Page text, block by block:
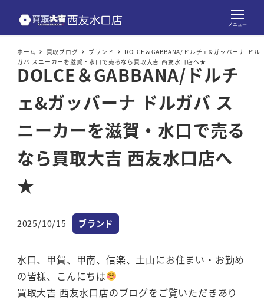
メニュー
ホーム 買取ブログ ブランド
DOLCE＆GABBANA/ドルチェ&ガッバーナ ドル
ガバ スニーカーを滋賀・水口で売るなら買取大吉 西友水口店へ★
DOLCE＆GABBANA/ドルチ
ェ&ガッバーナ ドルガバ ス
ニーカーを滋賀・水口で売る
なら買取大吉 西友水口店へ
★
投稿日
2025/10/15 カテゴリー
ブランド
水口、甲賀、甲南、信楽、土山にお住まい・お勤め
の皆様、こんにちは
買取大吉 西友水口店のブログをご覧いただきあり